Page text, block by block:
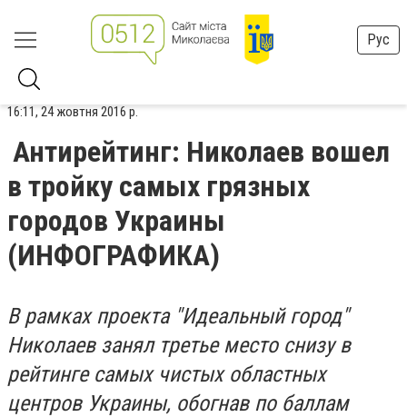
Рус
16:11, 24 жовтня 2016 р.
Антирейтинг: Николаев вошел
в тройку самых грязных
городов Украины
(ИНФОГРАФИКА)
В рамках проекта "Идеальный город"
Николаев занял третье место снизу в
рейтинге самых чистых областных
центров Украины, обогнав по баллам